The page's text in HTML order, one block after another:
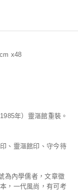
x48
年）靈漚館重裝。
、靈漚館印、守今待
為內學儒者，文章徵
，一代風尚，有可考